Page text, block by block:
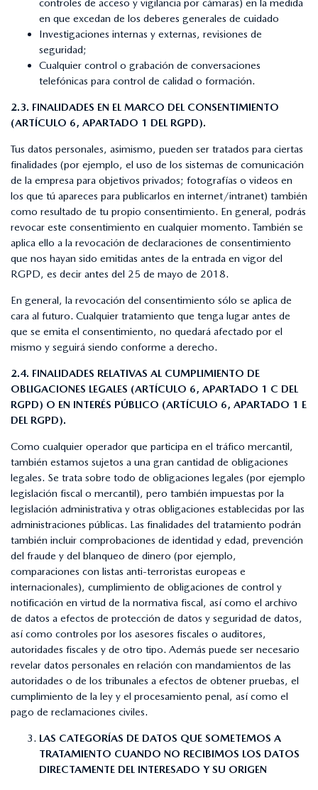
en que excedan de los deberes generales de cuidado
Investigaciones internas y externas, revisiones de
seguridad;
Cualquier control o grabación de conversaciones
telefónicas para control de calidad o formación.
2.3. FINALIDADES EN EL MARCO DEL CONSENTIMIENTO
(ARTÍCULO 6, APARTADO 1 DEL RGPD).
Tus datos personales, asimismo, pueden ser tratados para ciertas
finalidades (por ejemplo, el uso de los sistemas de comunicación
de la empresa para objetivos privados; fotografías o videos en
los que tú apareces para publicarlos en internet/intranet) también
como resultado de tu propio consentimiento. En general, podrás
revocar este consentimiento en cualquier momento. También se
aplica ello a la revocación de declaraciones de consentimiento
que nos hayan sido emitidas antes de la entrada en vigor del
RGPD, es decir antes del 25 de mayo de 2018.
En general, la revocación del consentimiento sólo se aplica de
cara al futuro. Cualquier tratamiento que tenga lugar antes de
que se emita el consentimiento, no quedará afectado por el
mismo y seguirá siendo conforme a derecho.
2.4. FINALIDADES RELATIVAS AL CUMPLIMIENTO DE
OBLIGACIONES LEGALES (ARTÍCULO 6, APARTADO 1 C DEL
RGPD) O EN INTERÉS PÚBLICO (ARTÍCULO 6, APARTADO 1 E
DEL RGPD).
Como cualquier operador que participa en el tráfico mercantil,
también estamos sujetos a una gran cantidad de obligaciones
legales. Se trata sobre todo de obligaciones legales (por ejemplo
legislación fiscal o mercantil), pero también impuestas por la
legislación administrativa y otras obligaciones establecidas por las
administraciones públicas. Las finalidades del tratamiento podrán
también incluir comprobaciones de identidad y edad, prevención
del fraude y del blanqueo de dinero (por ejemplo,
comparaciones con listas anti-terroristas europeas e
internacionales), cumplimiento de obligaciones de control y
notificación en virtud de la normativa fiscal, así como el archivo
de datos a efectos de protección de datos y seguridad de datos,
así como controles por los asesores fiscales o auditores,
autoridades fiscales y de otro tipo. Además puede ser necesario
revelar datos personales en relación con mandamientos de las
autoridades o de los tribunales a efectos de obtener pruebas, el
cumplimiento de la ley y el procesamiento penal, así como el
pago de reclamaciones civiles.
LAS CATEGORÍAS DE DATOS QUE SOMETEMOS A
TRATAMIENTO CUANDO NO RECIBIMOS LOS DATOS
DIRECTAMENTE DEL INTERESADO Y SU ORIGEN